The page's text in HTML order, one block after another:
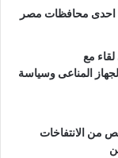
احدى محافظات مصر
مع
المناعى وسياسة
من الانتفاخات